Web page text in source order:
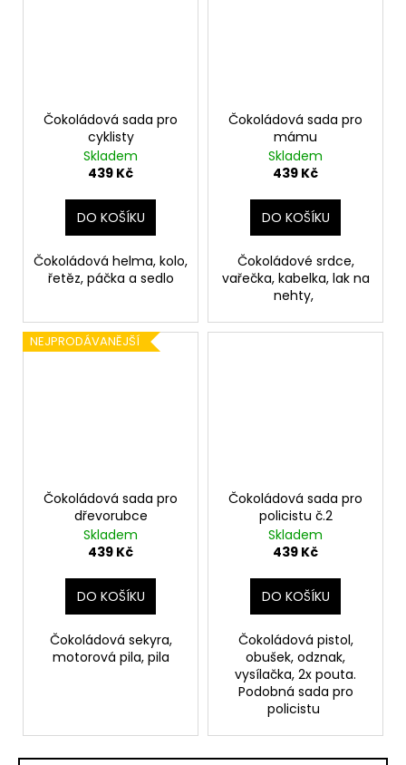
Čokoládová sada pro
cyklisty
Skladem
439 Kč
DO KOŠÍKU
Čokoládová helma, kolo,
řetěz, páčka a sedlo
Čokoládová sada pro
mámu
Skladem
439 Kč
DO KOŠÍKU
Čokoládové srdce,
vařečka, kabelka, lak na
nehty,
NEJPRODÁVANĚJŠÍ
Čokoládová sada pro
dřevorubce
Skladem
439 Kč
DO KOŠÍKU
Čokoládová sekyra,
motorová pila, pila
Čokoládová sada pro
policistu č.2
Skladem
439 Kč
DO KOŠÍKU
Čokoládová pistol,
obušek, odznak,
vysílačka, 2x pouta.
Podobná sada pro
policistu